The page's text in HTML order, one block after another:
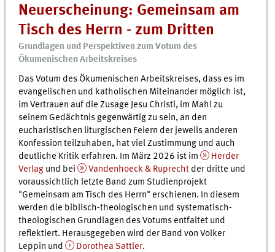
Neuerscheinung: Gemeinsam am
Tisch des Herrn - zum Dritten
Grundlagen und Perspektiven zum Votum des
Ökumenischen Arbeitskreises
Das Votum des Ökumenischen Arbeitskreises, dass es im
evangelischen und katholischen Miteinander möglich ist,
im Vertrauen auf die Zusage Jesu Christi, im Mahl zu
seinem Gedächtnis gegenwärtig zu sein, an den
eucharistischen liturgischen Feiern der jeweils anderen
Konfession teilzuhaben, hat viel Zustimmung und auch
deutliche Kritik erfahren. Im März 2026 ist im
Herder
Verlag und bei Vandenhoeck & Ruprecht der dritte und
voraussichtlich letzte Band zum Studienprojekt
"Gemeinsam am Tisch des Herrn" erschienen. In diesem
werden die biblisch-theologischen und systematisch-
theologischen Grundlagen des Votums entfaltet und
reflektiert. Herausgegeben wird der Band von Volker
Leppin und
Dorothea Sattler.